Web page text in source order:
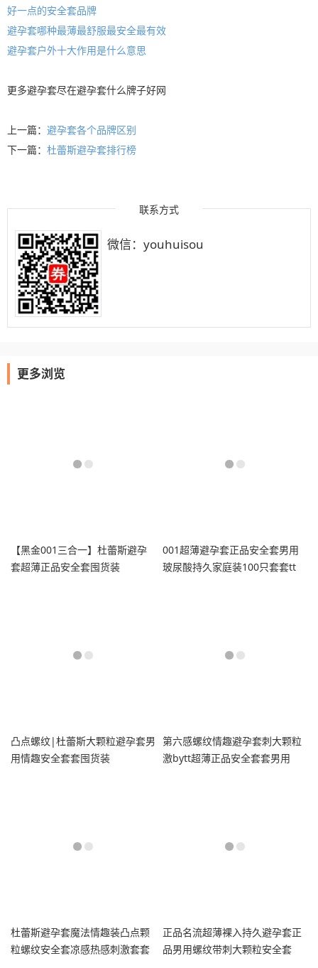
好一点的安全套品牌
避孕套哪种最薄最舒服最安全最有效
避孕套户外十大作用是什么意思
更多避孕套尽在避孕套什么牌子好网
上一篇： 避孕套各个品牌区别
下一篇： 杜蕾斯避孕套排行榜
联系方式
微信：youhuisou
更多浏览
【黑金001三合一】杜蕾斯避孕
套超薄正品安全套囤货装
001超薄避孕套正品安全套男用
玻尿酸持久家庭装100只套套tt
凸点螺纹|杜蕾斯大颗粒避孕套男
用情趣安全套套囤货装
第六感螺纹情趣避孕套刺大颗粒
激bytt超薄正品安全套套男用
杜蕾斯避孕套魔法情趣装凸点颗
粒螺纹安全套凉感热感刺激套套
正品名流超薄裸入持久避孕套正
品男用螺纹带刺大颗粒安全套